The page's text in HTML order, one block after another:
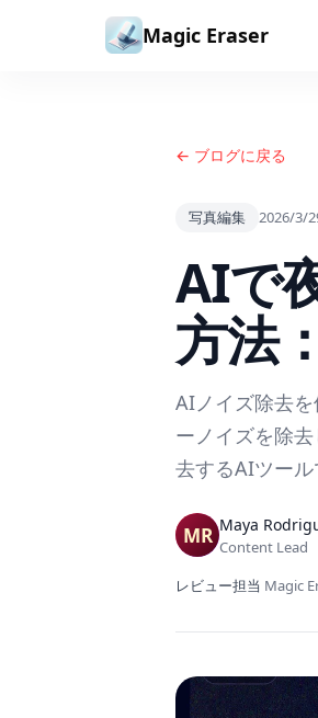
コンテンツへスキップ
Magic Eraser
← ブログに戻る
写真編集 2026/3/
AIで
方法
AIノイズ除去
ーノイズを除
去するAIツール
Maya
Content Lead
レビュー担当 Magic